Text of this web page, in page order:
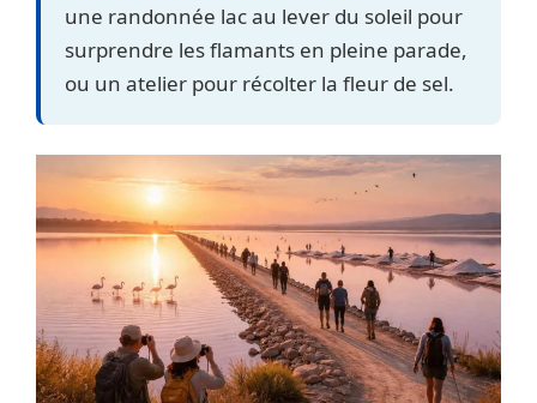
une randonnée lac au lever du soleil pour
surprendre les flamants en pleine parade,
ou un atelier pour récolter la fleur de sel.